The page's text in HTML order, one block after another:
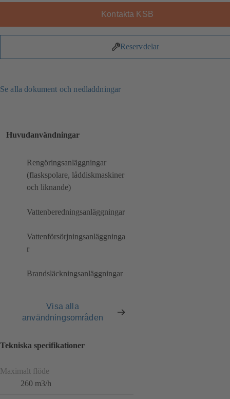
Kontakta KSB
Reservdelar
Se alla dokument och nedladdningar
Huvudanvändningar
Rengöringsanläggningar
(flaskspolare, låddiskmaskiner
och liknande)
Vattenberedningsanläggningar
Vattenförsörjningsanläggninga
r
Brandsläckningsanläggningar
Visa alla
användningsområden
Tekniska specifikationer
Maximalt flöde
260 m3/h